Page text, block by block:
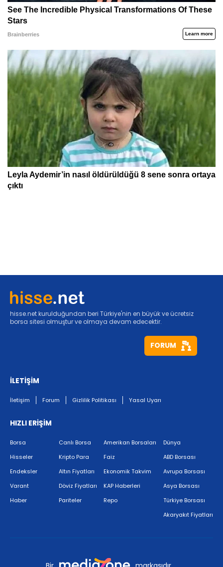
hisse.net kurulduğundan beri Türkiye'nin en büyük ve ücretsiz
borsa sitesi olmuştur ve olmaya devam edecektir.
FORUM
İLETİŞİM
İletişim Forum Gizlilik Politikası Yasal Uyarı
HIZLI ERİŞİM
Borsa
Hisseler
Endeksler
Varant
Haber
Canlı Borsa
Kripto Para
Altın Fiyatları
Döviz Fiyatları
Pariteler
Amerikan Borsaları
Faiz
Ekonomik Takvim
KAP Haberleri
Repo
Dünya
ABD Borsası
Avrupa Borsası
Asya Borsası
Türkiye Borsası
Akaryakıt Fiyatları